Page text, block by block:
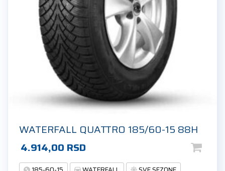
WATERFALL QUATTRO 185/60-15 88H
4.914,00 RSD